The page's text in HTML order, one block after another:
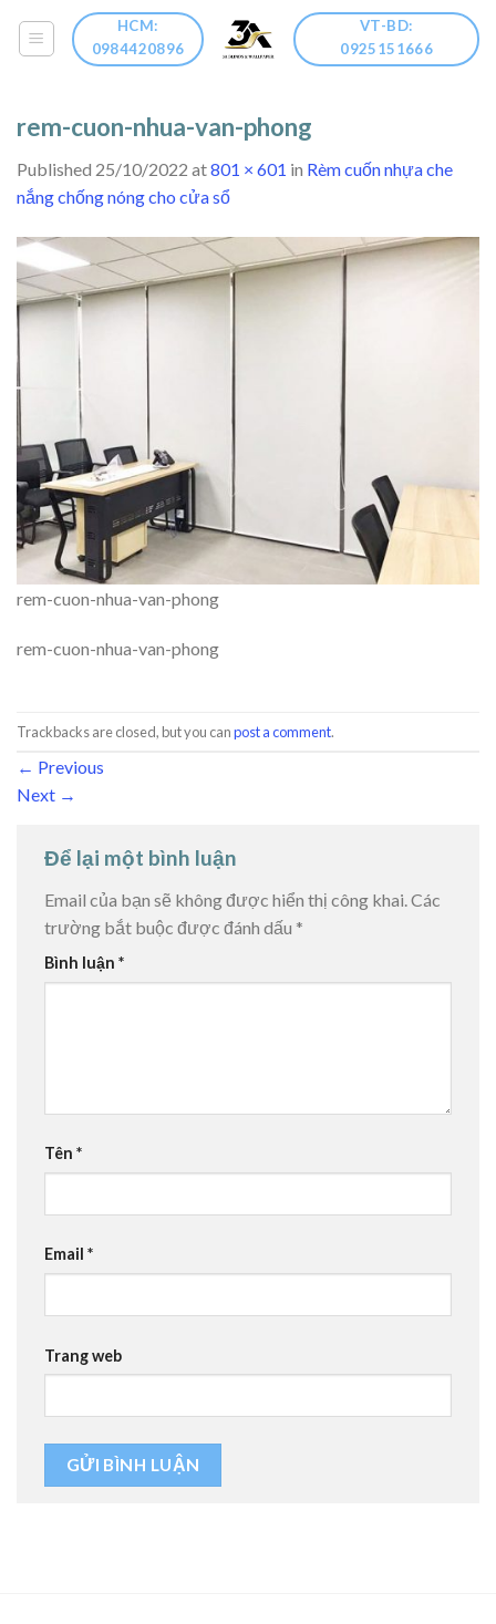
HCM:
0984420896
VT-BD:
0925151666
rem-cuon-nhua-van-phong
Published 25/10/2022 at801 × 601 in Rèm cuốn nhựa che
nắng chống nóng cho cửa sổ
rem-cuon-nhua-van-phong
rem-cuon-nhua-van-phong
Trackbacks are closed, but you canpost a comment.
← Previous
Next →
Để lại một bình luận
Email của bạn sẽ không được hiển thị công khai.Các
trường bắt buộc được đánh dấu *
Bình luận *
Tên *
Email *
Trang web